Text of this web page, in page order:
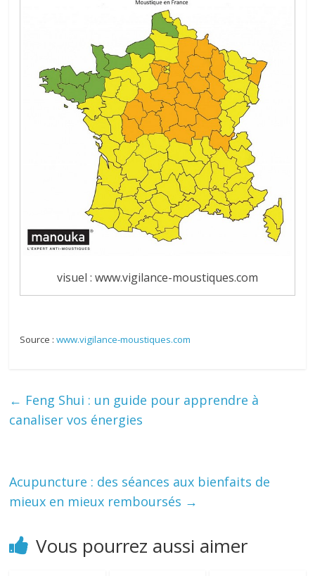
visuel : www.vigilance-moustiques.com
Source :www.vigilance-moustiques.com
← Feng Shui : un guide pour apprendre à
canaliser vos énergies
Acupuncture : des séances aux bienfaits de
mieux en mieux remboursés →
Vous pourrez aussi aimer